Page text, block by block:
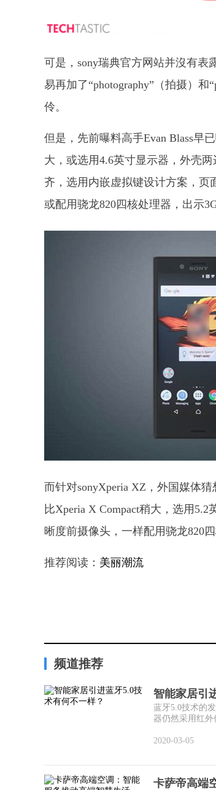
可是，sony瑞典官方网站并沒有表
易再加了“photography”（拍摄）
伶。
但是，先前曝料高手Evan Blass早
大，或选用4.6英寸显示器，外壳
齐，选用内嵌虚拟键设计方案，页
或配用骁龙820四核处理器，出示
而针对sonyXperia XZ，外国媒体
比Xperia X Compact稍大，选用
晰度前摄像头，一样配用骁龙820
推荐阅读： 美丽潮流
频道推荐
智能家居引
蓝牙5.0技术的
器仍然采用红
2020-03-05
卡萨帝高端